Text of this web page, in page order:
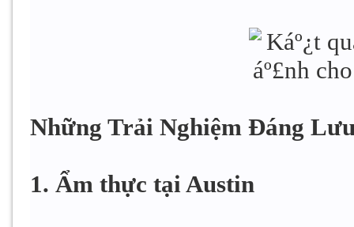
Những Trải Nghiệm Đáng
1. Ẩm thực tại Austin